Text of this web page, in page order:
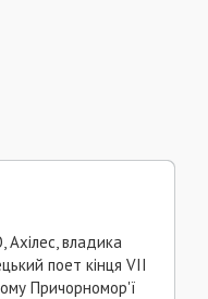
Ахілес, владика
поет кінця VІІ
Причорномор'ї